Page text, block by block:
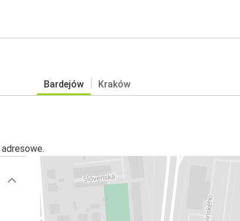
Bardejów Kraków